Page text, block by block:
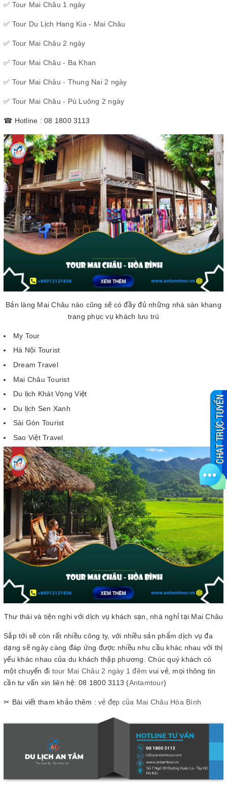
✅ Tour Mai Châu 1 ngày
✅ Tour Du Lịch Hang Kia - Mai Châu
✅ Tour Mai Châu 2 ngày
✅ Tour Mai Châu - Ba Khan
✅ Tour Mai Châu - Thung Nai 2 ngày
✅ Tour Mai Châu - Pù Luông 2 ngày
☎ Hotline : 08 1800 3113
Bản làng Mai Châu nào cũng sẽ có đầy đủ những nhà sàn khang
trang phục vụ khách lưu trú
My Tour
Hà Nội Tourist
Dream Travel
Mai Châu Tourist
Du lịch Khát Vọng Việt
Du lịch Sen Xanh
Sài Gòn Tourist
Sao Việt Travel
Thư thái và tiện nghi với dịch vụ khách sạn, nhà nghỉ tại Mai Châu
Sắp tới sẽ còn rất nhiều công ty, với nhiều sản phẩm dịch vụ đa
dạng sẽ ngày càng đáp ứng được nhiều nhu cầu khác nhau với thị
yếu khác nhau của du khách thập phương. Chúc quý khách có
một chuyến đi tour Mai Châu 2 ngày 1 đêm vui vẻ, mọi thông tin
cần tư vấn xin liên hệ: 08 1800 3113 (Antamtour)
✂ Bài viết tham khảo thêm : vẻ đẹp của Mai Châu Hòa Bình